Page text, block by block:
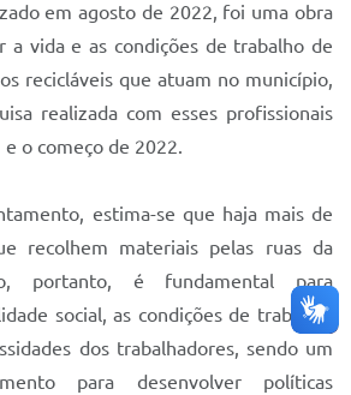
em agosto de 2022, foi uma obra
a vida e as condições de trabalho de
recicláveis que atuam no município,
realizada com esses profissionais
o começo de 2022.
estima-se que haja mais de
recolhem materiais pelas ruas da
portanto, é fundamental para
social, as condições de trabalho,
dos trabalhadores, sendo um
para desenvolver políticas